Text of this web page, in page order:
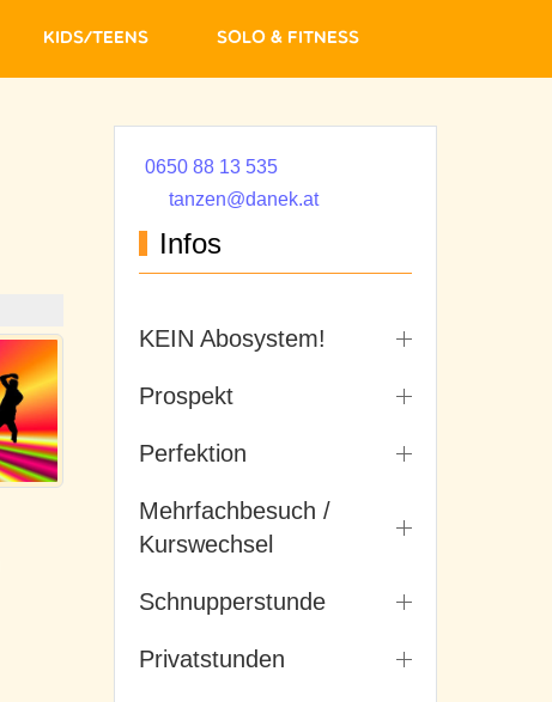
Kids/Teens Solo & Fitness
0650 88 13 535
tanzen@danek.at
Infos
KEIN Abosystem!
Prospekt
Perfektion
Mehrfachbesuch /
Kurswechsel
Schnupperstunde
Privatstunden